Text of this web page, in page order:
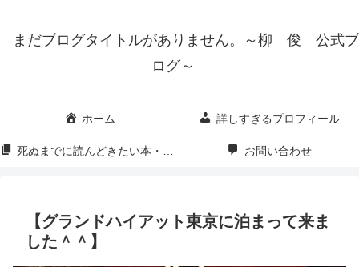
まだブログタイトルがありません。～柳 俊 公式ブ
ログ～
ホーム 詳しすぎるプロフィール
死ぬまでに読んどきたい本・映画・漫画 お問い合わせ
【グランドハイアット東京に泊まって来ま
した＾＾】